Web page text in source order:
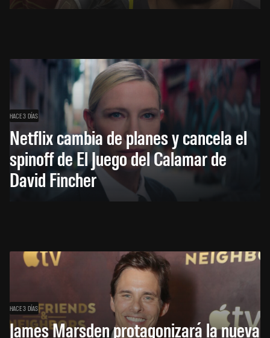
HACE 3 DÍAS
Netflix cambia de planes y cancela el
spinoff de El Juego del Calamar de
David Fincher
HACE 3 DÍAS
James Marsden protagonizará la nueva